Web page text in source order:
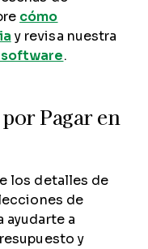
cómo
y revisa nuestra
.
Pagar en
los detalles de
de
ayudarte a
y